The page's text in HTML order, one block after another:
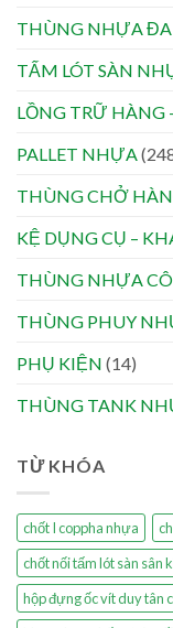
THÙNG NHỰA ĐA
TẤM LÓT SÀN
LỒNG TRỮ HÀNG
PALLET NHỰA
THÙNG CHỞ
KỆ DỤNG CỤ –
THÙNG NHỰA
THÙNG PHUY
PHỤ KIỆN (14)
THÙNG TANK
TỪ KHÓA
chốt I coppha nhựa
chốt nối tấm lót sàn sân
hộp đựng ốc vít duy tân